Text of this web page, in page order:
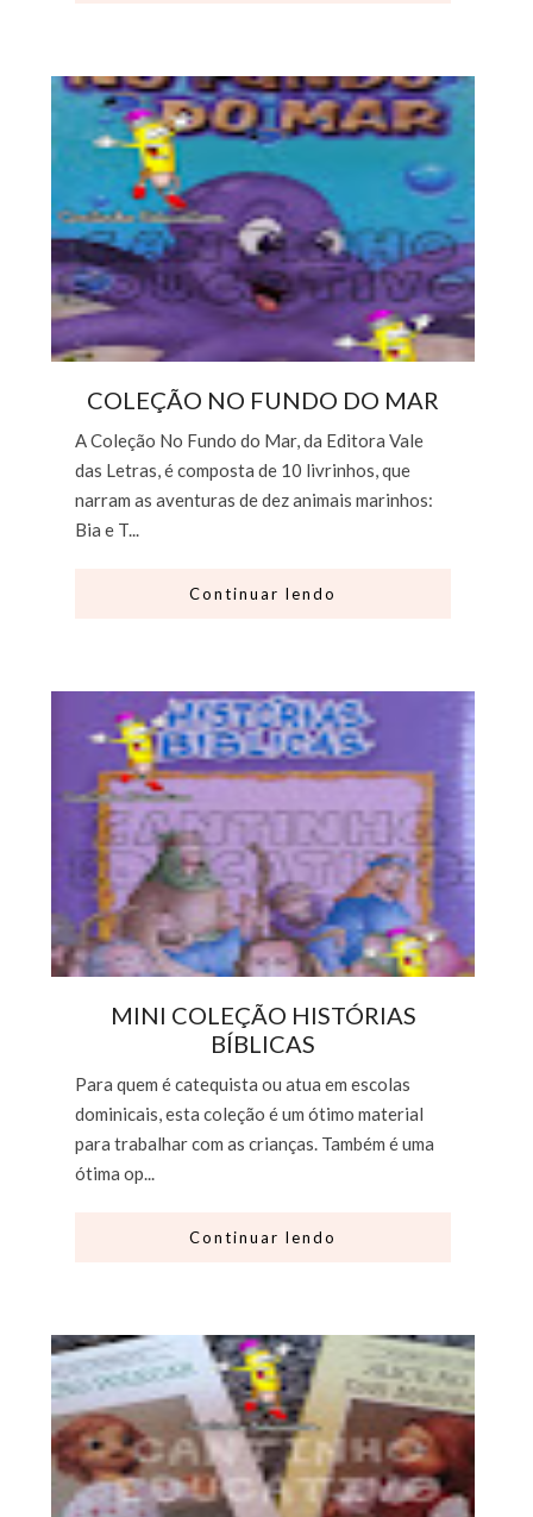
COLEÇÃO NO FUNDO DO MAR
A Coleção No Fundo do Mar, da Editora Vale
das Letras, é composta de 10 livrinhos, que
narram as aventuras de dez animais marinhos:
Bia e T...
Continuar lendo
MINI COLEÇÃO HISTÓRIAS
BÍBLICAS
Para quem é catequista ou atua em escolas
dominicais, esta coleção é um ótimo material
para trabalhar com as crianças. Também é uma
ótima op...
Continuar lendo